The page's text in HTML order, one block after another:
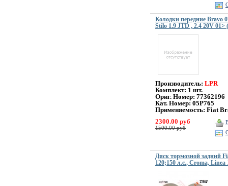
Колодки передние Bravo
Stilo 1.9 JTD , 2.4 20V 01>
Производитель: LPR
Комплект: 1 шт.
Ориг. Номер: 77362196
Кат. Номер: 05P765
Применяемость: Fiat
2300.00 руб
1500.00 руб
Диск тормозной задний
120;150 л.с., Croma, Linea